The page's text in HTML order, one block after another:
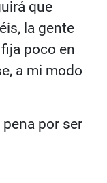
que
la gente
poco en
a mi modo
por ser